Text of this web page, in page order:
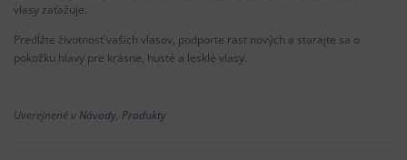
vlasy zaťažuje.
Predĺžte životnosť vašich vlasov, podporte rast nových a starajte sa o
pokožku hlavy pre krásne, husté a lesklé vlasy.
Uverejnené v Návody, Produkty